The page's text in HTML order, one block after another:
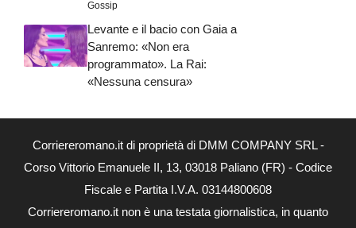
Gossip
Levante e il bacio con Gaia a
Sanremo: «Non era
programmato». La Rai:
«Nessuna censura»
Corriereromano.it di proprietà di DMM COMPANY SRL -
Corso Vittorio Emanuele II, 13, 03018 Paliano (FR) - Codice
Fiscale e Partita I.V.A. 03144800608
Corriereromano.it non è una testata giornalistica, in quanto